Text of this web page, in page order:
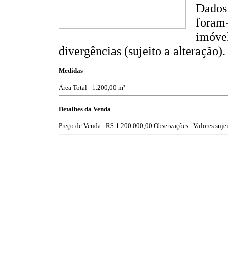
divergências (sujeito a alteração).
Medidas
Área Total - 1.200,00 m²
Detalhes da Venda
Preço de Venda - R$ 1.200.000,00 Observações - Valores